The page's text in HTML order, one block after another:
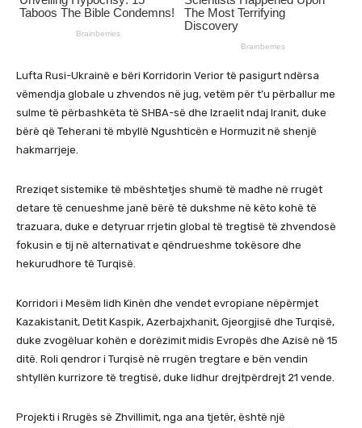
Lufta Rusi-Ukrainë e bëri Korridorin Verior të pasigurt ndërsa
vëmendja globale u zhvendos në jug, vetëm për t’u përballur me
sulme të përbashkëta të SHBA-së dhe Izraelit ndaj Iranit, duke
bërë që Teherani të mbyllë Ngushticën e Hormuzit në shenjë
hakmarrjeje.
Rreziqet sistemike të mbështetjes shumë të madhe në rrugët
detare të cenueshme janë bërë të dukshme në këto kohë të
trazuara, duke e detyruar rrjetin global të tregtisë të zhvendosë
fokusin e tij në alternativat e qëndrueshme tokësore dhe
hekurudhore të Turqisë.
Korridori i Mesëm lidh Kinën dhe vendet evropiane nëpërmjet
Kazakistanit, Detit Kaspik, Azerbajxhanit, Gjeorgjisë dhe Turqisë,
duke zvogëluar kohën e dorëzimit midis Evropës dhe Azisë në 15
ditë. Roli qendror i Turqisë në rrugën tregtare e bën vendin
shtyllën kurrizore të tregtisë, duke lidhur drejtpërdrejt 21 vende.
Projekti i Rrugës së Zhvillimit, nga ana tjetër, është një